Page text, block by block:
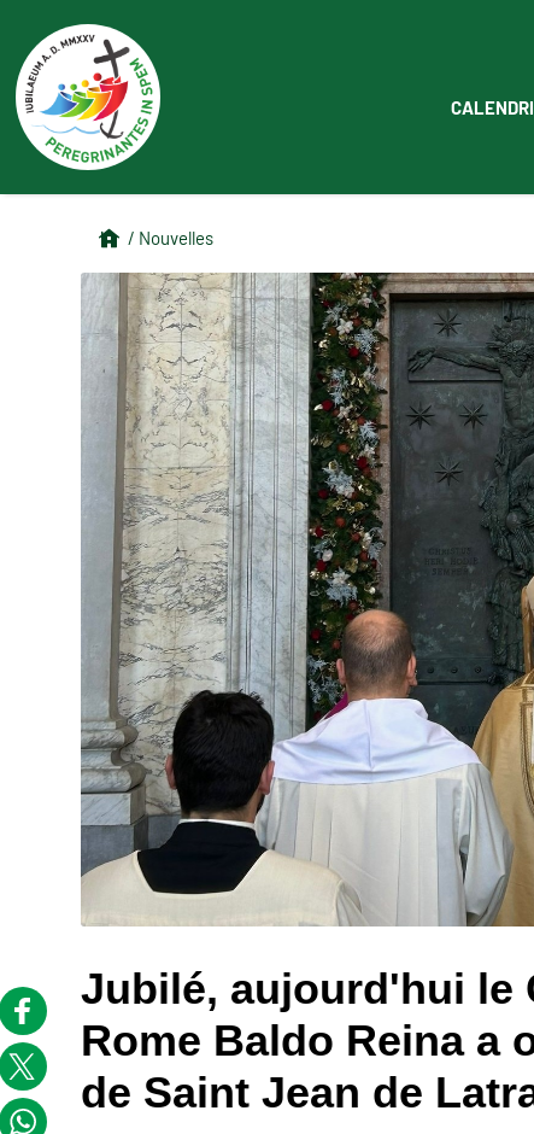
/ Nouvelles
Jubilé, aujourd'hui le
Rome Baldo Reina a
de Saint Jean de